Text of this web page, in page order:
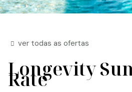
ver todas as ofertas
Longevity
Rate